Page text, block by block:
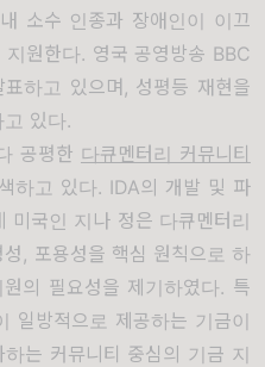
소수 인종과 장애인이 이끄
원한다. 영국 공영방송 BBC
표하고 있으며, 성평등 재현을
고 있다.
공평한 다큐멘터리 커뮤니티
하고 있다. IDA의 개발 및 파
미국인 지나 정은 다큐멘터리
, 포용성을 핵심 원칙으로 하
의 필요성을 제기하였다. 특
일방적으로 제공하는 기금이
는 커뮤니티 중심의 기금 지